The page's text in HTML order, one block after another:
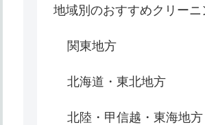
地域別のおすすめクリーニ
関東地方
北海道・東北地方
北陸・甲信越・東海地方